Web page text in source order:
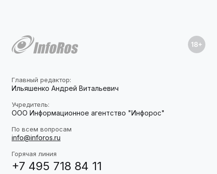
Главный редактор:
Ильяшенко Андрей Витальевич
Учредитель:
ООО Информационное агентство "Инфорос"
По всем вопросам
info@inforos.ru
Горячая линия
+7 495 718 84 11